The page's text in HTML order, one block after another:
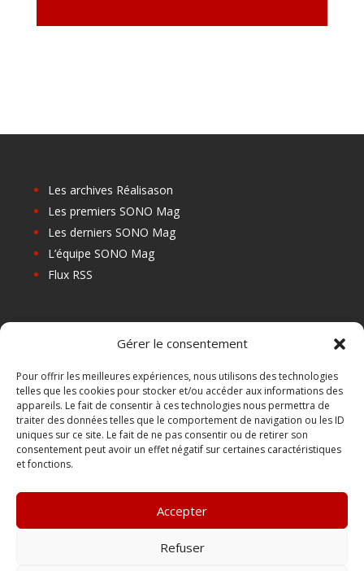
Gérer le consentement
Pour offrir les meilleures expériences, nous utilisons des technologies
telles que les cookies pour stocker et/ou accéder aux informations des
appareils. Le fait de consentir à ces technologies nous permettra de
traiter des données telles que le comportement de navigation ou les ID
uniques sur ce site. Le fait de ne pas consentir ou de retirer son
consentement peut avoir un effet négatif sur certaines caractéristiques
et fonctions.
Accepter
Refuser
Les archives Réalisason
Les premiers SONO Mag
Les derniers SONO Mag
L’équipe SONO Mag
Flux RSS
Les Centres de Formation
Les Points Relais
Localiser Point Relais
Mon Compte
FAQ
Contact
Conditions Générales de Vente